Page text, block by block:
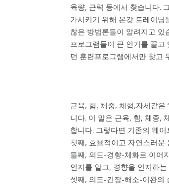
육량, 근력 등에서 찾습니다.
가시키기 위해 온갖 트레이닝
찮은 방법론들이 알려지고 있
프로그램들이 큰 인기를 끌고
던 훈련프로그램에서만 찾고
근육, 힘, 체중, 체형,자세같은
니다. 이 말은 근육, 힘, 체중,
합니다. 그렇다면 기존의 웨이
첫째, 효율적이고 자연스러운
둘째, 의도-경향-체화로 이어
인지를 알고, 경향을 인지하
셋째, 의도-긴장-해소-이완의